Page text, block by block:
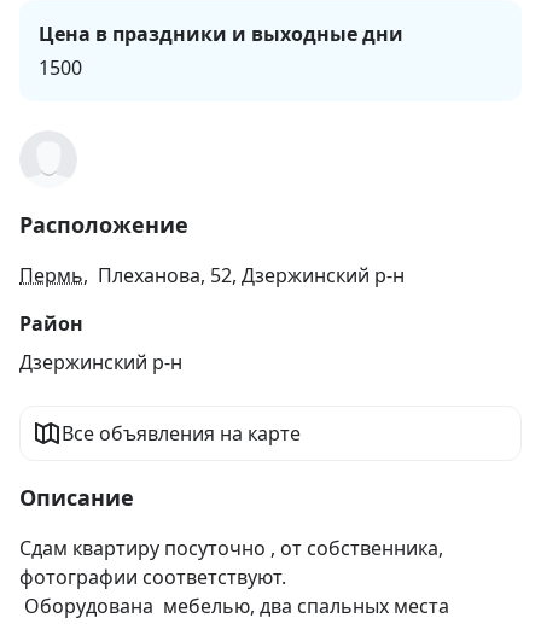
Цена в праздники и выходные дни
1500
Расположение
Пермь, Плеханова, 52, Дзержинский р-н
Район
Дзержинский р-н
Все объявления на карте
Описание
Сдам квартиру посуточно , от собственника,
фотографии соответствуют.